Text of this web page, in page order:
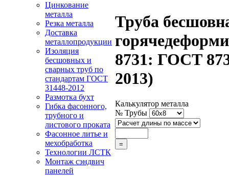
Цинкование
металла
Резка металла
Доставка
металлопродукции
Изоляция
бесшовных и
сварных труб по
стандартам ГОСТ
31448-2012
Размотка бухт
Гибка фасонного,
трубного и
листового проката
Фасонное литье и
мехобработка
Технологии ЛСТК
Монтаж сэндвич
панелей
Труба
8731: ГОСТ
2013)
Калькулятор металла
№ Трубы